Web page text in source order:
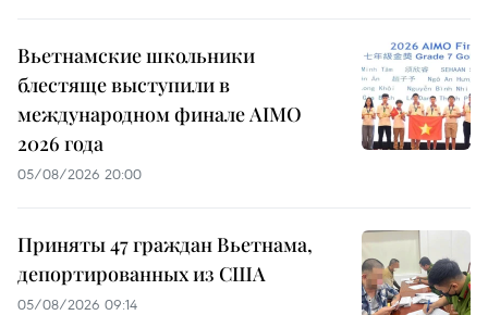
Вьетнамские школьники
блестяще выступили в
международном финале AIMO
2026 года
05/08/2026 20:00
Приняты 47 граждан Вьетнама,
депортированных из США
05/08/2026 09:14